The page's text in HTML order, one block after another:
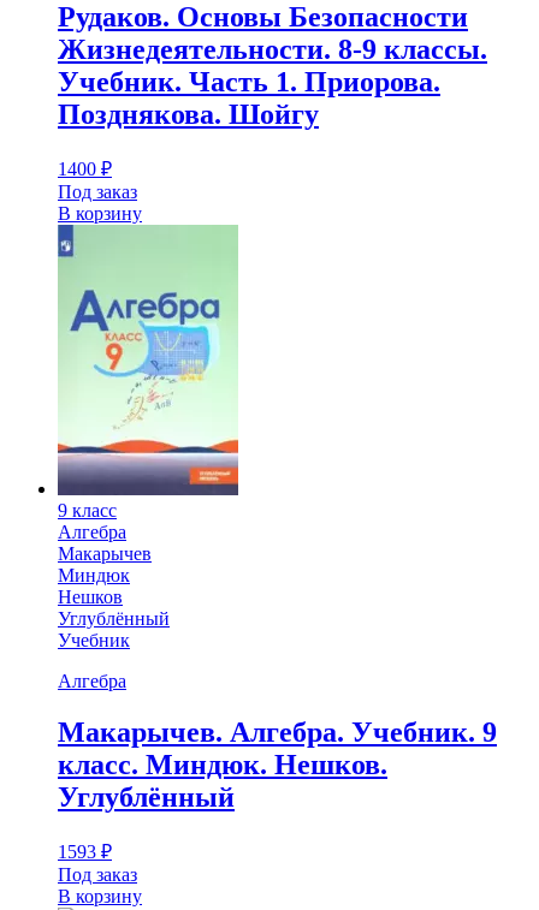
Рудаков. Основы Безопасности
Жизнедеятельности. 8-9 классы.
Учебник. Часть 1. Приорова.
Позднякова. Шойгу
1400 ₽
Под заказ
В корзину
9 класс
Алгебра
Макарычев
Миндюк
Нешков
Углублённый
Учебник
Алгебра
Макарычев. Алгебра. Учебник. 9
класс. Миндюк. Нешков.
Углублённый
1593 ₽
Под заказ
В корзину